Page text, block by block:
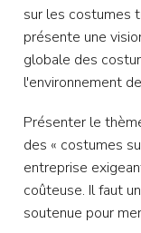
sur les costumes
présente une
globale des
l'environnement
Présenter le
des « costumes
entreprise
coûteuse. Il faut
soutenue pour